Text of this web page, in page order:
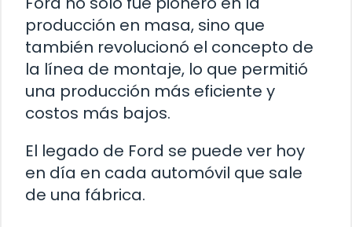
producción en masa, sino que
también revolucionó el concepto de
la línea de montaje, lo que permitió
una producción más eficiente y
costos más bajos.
El legado de Ford se puede ver hoy
en día en cada automóvil que sale
de una fábrica.